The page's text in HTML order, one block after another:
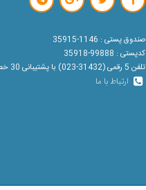
صندوق پستی : 1146-35915
کدپستی : 99888-35918
تلفن 5 رقمی (31432-023) با پشتیبانی 30 خط و بدون اشغالی
ارتباط با ما